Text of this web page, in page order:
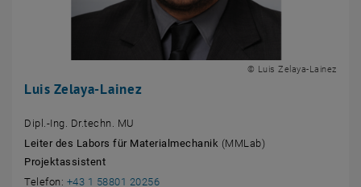
Luis Zelaya-Lainez
© Luis Zelaya-Lainez
Dipl.-Ing. Dr.techn. MU
Leiter des Labors für Materialmechanik (MMLab)
Projektassistent
Telefon: +43 1 58801 20256